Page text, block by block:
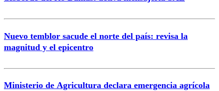
Nuevo temblor sacude el norte del país: revisa la
magnitud y el epicentro
Ministerio de Agricultura declara emergencia agrícola